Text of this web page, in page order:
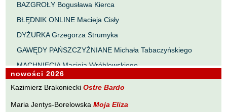
Bielawa Jacek
Biernacka Alina
Bieszczad Maciej
Bigoszewska Maria
Bitner Dariusz
Błahy Jarosław
BAZGROŁY Bogusława Kierca
BŁĘDNIK ONLINE Macieja Cisły
DYŻURKA Grzegorza Strumyka
GAWĘDY PAŃSZCZYŹNIANE Michała Tabaczyńskiego
MACHNIĘCIA Macieja Wróblewskiego
MAŁOMIASTECZKOWE ZRYWY Zbigniewa Wojciechowicza
nowości 2026
Kazimierz BrakonieckiOstre Bardo
Maria Jentys-BorelowskaMoja Eliza